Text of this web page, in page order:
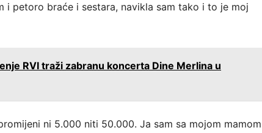
i petoro braće i sestara, navikla sam tako i to je moj
RVI traži zabranu koncerta Dine Merlina u
ni 5.000 niti 50.000. Ja sam sa mojom mamom